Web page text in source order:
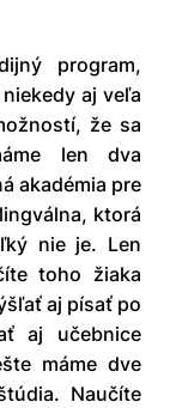
program,
aj veľa
že sa
len dva
akadémia pre
ktorá
nie je. Len
toho žiaka
aj písať po
aj učebnice
máme dve
Naučíte